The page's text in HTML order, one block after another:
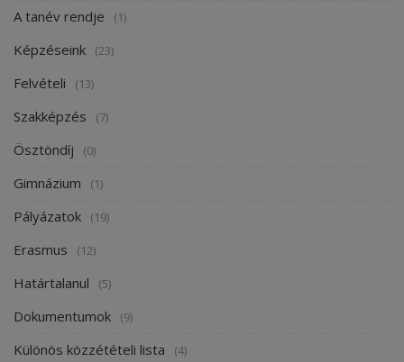
A tanév rendje (1)
Képzéseink (23)
Felvételi (13)
Szakképzés (7)
Ösztöndíj (0)
Gimnázium (1)
Pályázatok (19)
Erasmus (12)
Határtalanul (5)
Dokumentumok (9)
Különös közzétételi lista (4)